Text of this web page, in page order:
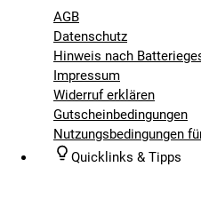
AGB
Datenschutz
Hinweis nach
Impressum
Widerruf erklären
Gutscheinbedingungen
Nutzungsbedingungen
Quicklinks & Tipps